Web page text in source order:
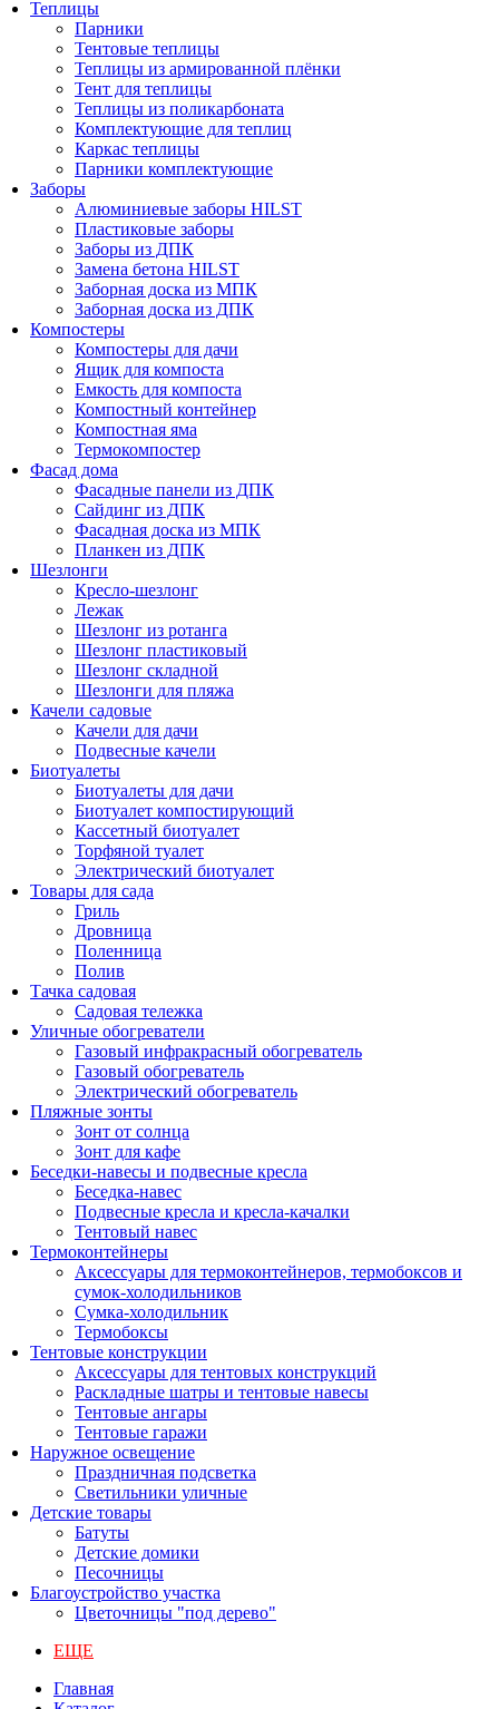
Теплицы
Парники
Тентовые теплицы
Теплицы из армированной плёнки
Тент для теплицы
Теплицы из поликарбоната
Комплектующие для теплиц
Каркас теплицы
Парники комплектующие
Заборы
Алюминиевые заборы HILST
Пластиковые заборы
Заборы из ДПК
Замена бетона HILST
Заборная доска из МПК
Заборная доска из ДПК
Компостеры
Компостеры для дачи
Ящик для компоста
Емкость для компоста
Компостный контейнер
Компостная яма
Термокомпостер
Фасад дома
Фасадные панели из ДПК
Сайдинг из ДПК
Фасадная доска из МПК
Планкен из ДПК
Шезлонги
Кресло-шезлонг
Лежак
Шезлонг из ротанга
Шезлонг пластиковый
Шезлонг складной
Шезлонги для пляжа
Качели садовые
Качели для дачи
Подвесные качели
Биотуалеты
Биотуалеты для дачи
Биотуалет компостирующий
Кассетный биотуалет
Торфяной туалет
Электрический биотуалет
Товары для сада
Гриль
Дровница
Поленница
Полив
Тачка садовая
Садовая тележка
Уличные обогреватели
Газовый инфракрасный обогреватель
Газовый обогреватель
Электрический обогреватель
Пляжные зонты
Зонт от солнца
Зонт для кафе
Беседки-навесы и подвесные кресла
Беседка-навес
Подвесные кресла и кресла-качалки
Тентовый навес
Термоконтейнеры
Аксессуары для термоконтейнеров, термобоксов и
сумок-холодильников
Сумка-холодильник
Термобоксы
Тентовые конструкции
Аксессуары для тентовых конструкций
Раскладные шатры и тентовые навесы
Тентовые ангары
Тентовые гаражи
Наружное освещение
Праздничная подсветка
Светильники уличные
Детские товары
Батуты
Детские домики
Песочницы
Благоустройство участка
Цветочницы "под дерево"
ЕЩЕ
Главная